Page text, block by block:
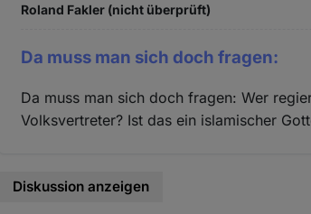
Roland Fakler (nicht überprüft)
Da muss man sich doch fragen:
Da muss man sich doch fragen: Wer
Volksvertreter? Ist das ein islamischer
Diskussion anzeigen